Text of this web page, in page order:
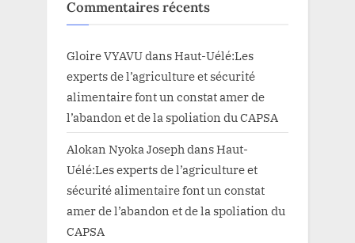
Commentaires récents
Gloire VYAVUdansHaut-Uélé:Les
experts de l’agriculture et sécurité
alimentaire font un constat amer de
l’abandon et de la spoliation du CAPSA
Alokan Nyoka Joseph dansHaut-
Uélé:Les experts de l’agriculture et
sécurité alimentaire font un constat
amer de l’abandon et de la spoliation du
CAPSA